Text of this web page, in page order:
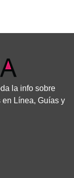
la info sobre
Línea, Guías y